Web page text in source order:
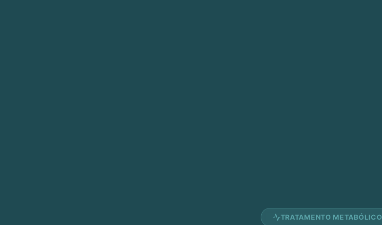
TRATAMENTO METABÓLICO